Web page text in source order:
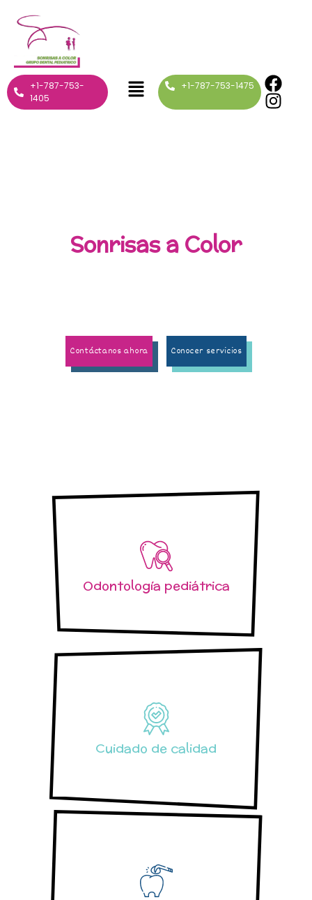
+1-787-753-
1405
+1-787-753-1475
Sonrisas a Color
Contáctanos ahora Conocer servicios
Odontología pediátrica
Cuidado de calidad